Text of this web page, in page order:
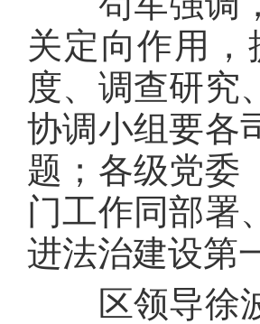
关定向作用
度、调查研究
协调小组要各
题；各级党委
门工作同部署
进法治建设第
区领导徐波